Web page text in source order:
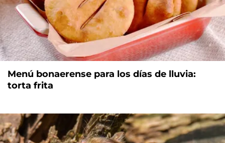
Menú bonaerense para los días de lluvia:
torta frita